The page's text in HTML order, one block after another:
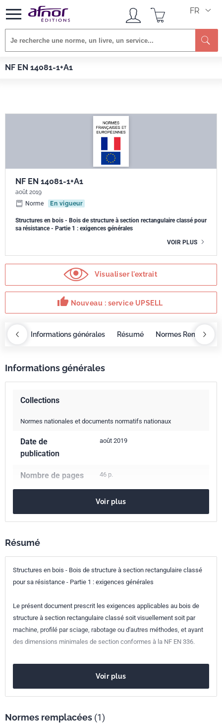
FR
NF EN 14081-1+A1
Afnor EDITIONS Normes
NF EN 14081-1+A1
août 2019
Norme
En vigueur
Structures en bois - Bois de structure à section rectangulaire classé pour
sa résistance - Partie 1 : exigences générales
VOIR PLUS
Visualiser l'extrait
thumb_up Nouveau : service UPSELL
Informations générales Résumé Normes
Informations générales
Collections
Normes nationales et documents normatifs nationaux
Date de
publication
août 2019
Nombre de pages 46 p.
Codes ICS
79.040
Indice de
classement
P21-500-1
Numéro de tirage 1
Parenté
européenne
Voir plus
Résumé
Structures en bois - Bois de structure à section rectangulaire classé
pour sa résistance - Partie 1 : exigences générales
Le présent document prescrit les exigences applicables au bois de
structure à section rectangulaire classé soit visuellement soit par
machine, profilé par sciage, rabotage ou d'autres méthodes, et ayant
des dimensions minimales de section conformes à la NF EN 336.
Voir plus
Normes remplacées (1)